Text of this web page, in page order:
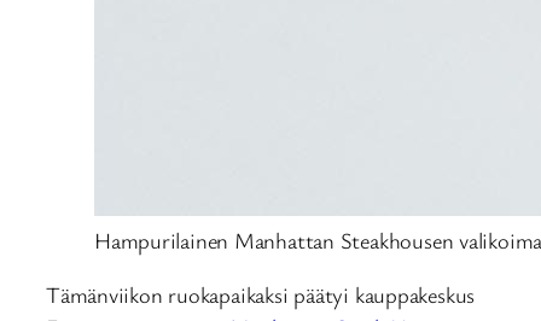
Hampurilainen Manhattan Steakhousen
Tämänviikon ruokapaikaksi päätyi kauppakeskus